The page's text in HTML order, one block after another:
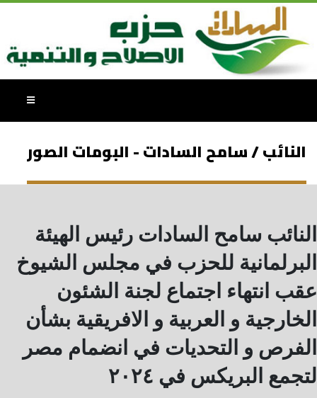
النائب / سامح السادات - البومات الصور
النائب سامح السادات رئيس الهيئة
البرلمانية للحزب في مجلس الشيوخ
عقب انتهاء اجتماع لجنة الشئون
الخارجية و العربية و الافريقية بشأن
الفرص و التحديات في انضمام مصر
لتجمع البريكس في ٢٠٢٤